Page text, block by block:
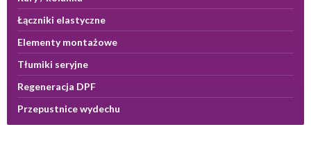
Łączniki elastyczne
Elementy montażowe
Tłumiki seryjne
Regeneracja DPF
Przepustnice wydechu